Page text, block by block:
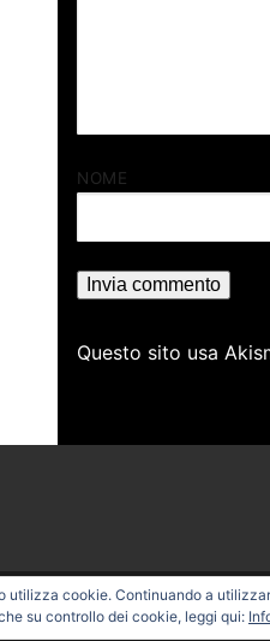
NOME
Questo sito usa
Copyright © 2026
utilizza cookie. Continuando a
su controllo dei cookie, leggi qui: